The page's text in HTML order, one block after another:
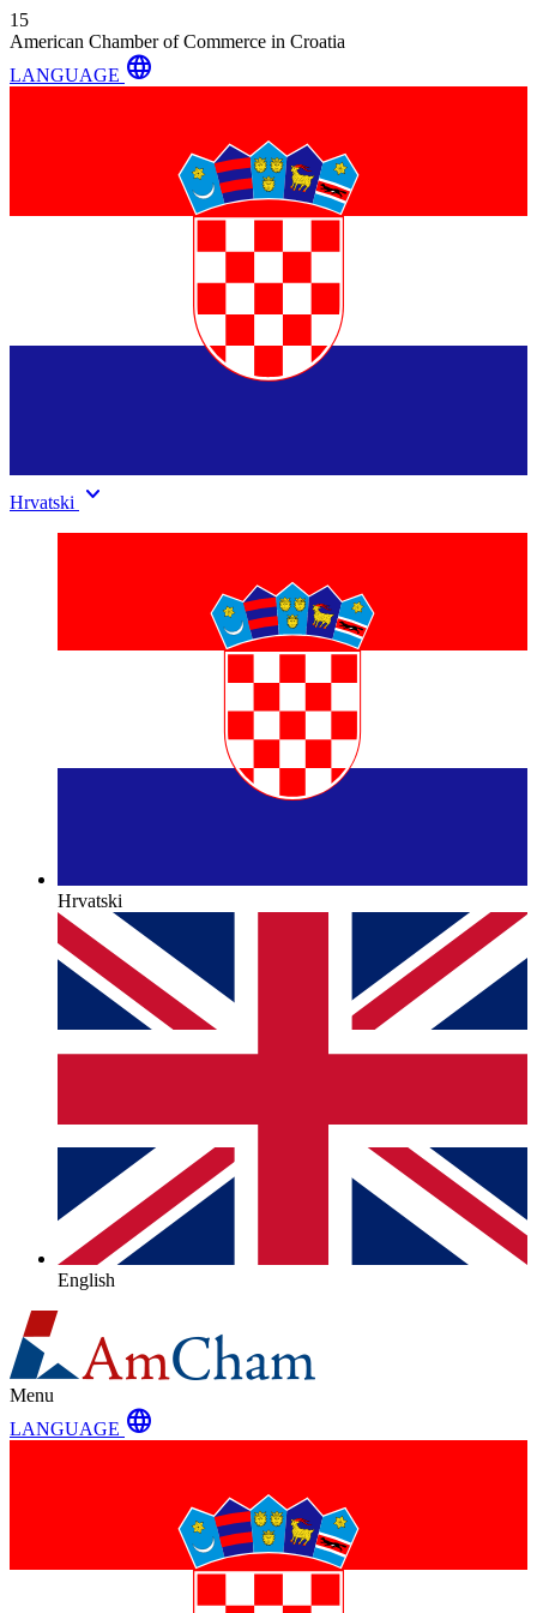
15
American Chamber of Commerce in Croatia
LANGUAGE language
Hrvatski keyboard_arrow_down
Hrvatski
English
Menu
LANGUAGE language